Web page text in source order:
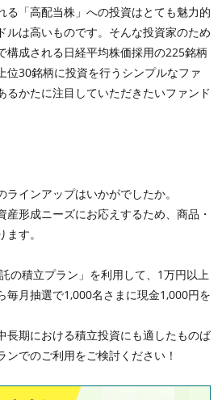
る「高配当株」への投資はとても魅力的
ルは高いものです。そんな投資家のため
構成される日経平均株価採用の225銘柄
位30銘柄に投資を行うシンプルなファ
るかたに注目していただきたいファンド
インアップはいかがでしたか。
産形成ニーズにお応えするため、商品・
す。
の積立プラン」を利用して、 1万円以上
毎月抽選で1,000名さまに現金1,000円を
長期における積立投資にも適したものば
でのご利用をご検討ください！